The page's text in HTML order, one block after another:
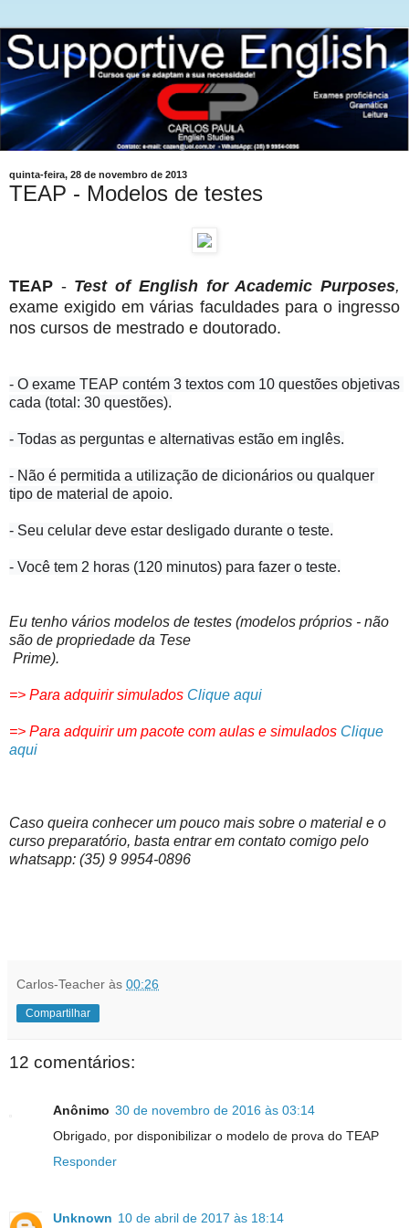
quinta-feira, 28 de novembro de 2013
TEAP - Modelos de testes
TEAP - Test of English for Academic Purposes,
exame exigido em várias faculdades para o ingresso
nos cursos de mestrado e doutorado.
- O exame TEAP contém 3 textos com 10 questões objetivas
cada (total: 30 questões).
- Não é permitida a utilização de dicionários ou qualquer
- Você tem 2 horas (120 minutos) para fazer o teste.
Eu tenho vários modelos de testes (modelos próprios - não
são de propriedade da Tese
Prime).
=> Para adquirir simulados Clique aqui
=> Para adquirir um pacote com aulas e simulados Clique
aqui
Caso queira conhecer um pouco mais sobre o material e o
curso preparatório, basta entrar em contato comigo pelo
whatsapp: (35) 9 9954-0896
Carlos-Teacher às 00:26
Compartilhar
12 comentários:
Anônimo 30 de novembro de 2016 às 03:14
Obrigado, por disponibilizar o modelo de prova do TEAP
Responder
Unknown 10 de abril de 2017 às 18:14